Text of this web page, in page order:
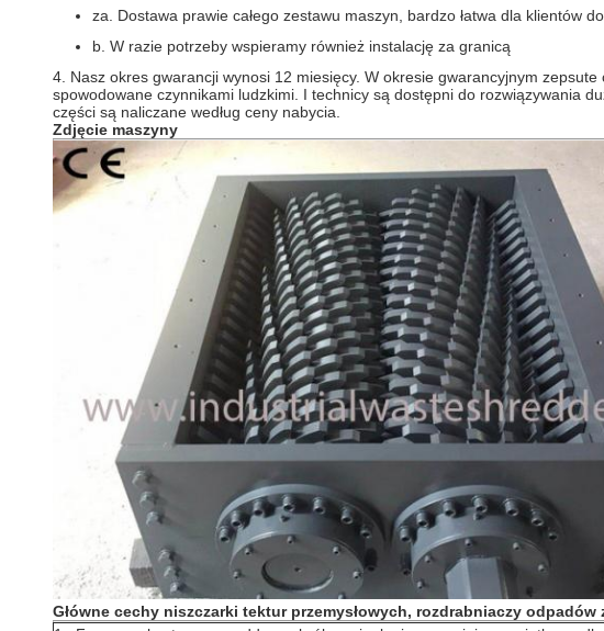
za.
Dostawa prawie całego zestawu maszyn, bardzo łatwa dla klientów
b. W razie potrzeby wspieramy również instalację za granicą
4. Nasz okres gwarancji wynosi 12 miesięcy. W okresie gwarancyjnym zepsute
spowodowane czynnikami ludzkimi. I technicy są dostępni do rozwiązywania
części są naliczane według ceny nabycia.
Zdjęcie maszyny
Główne cechy niszczarki tektur przemysłowych, rozdrabniaczy odpadów